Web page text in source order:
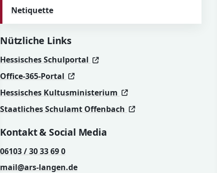
Netiquette
Nützliche Links
Hessisches Schulportal (öffnet in neuem Fenster)
(öffnet in neuem Fenster)
Office-365-Portal
(öffnet in neuem Fenster)
(öffnet in neuem Fenster)
Hessisches Kultusministerium
(öffnet in neuem
(öffnet in neuem
Staatliches Schulamt Offenbach
(öffnet in neuem
(öffnet in neuem
Kontakt & Social Media
06103 / 30 33 69 0
mail@ars-langen.de